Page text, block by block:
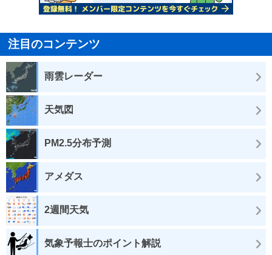
注目のコンテンツ
雨雲レーダー
天気図
PM2.5分布予測
アメダス
2週間天気
気象予報士のポイント解説